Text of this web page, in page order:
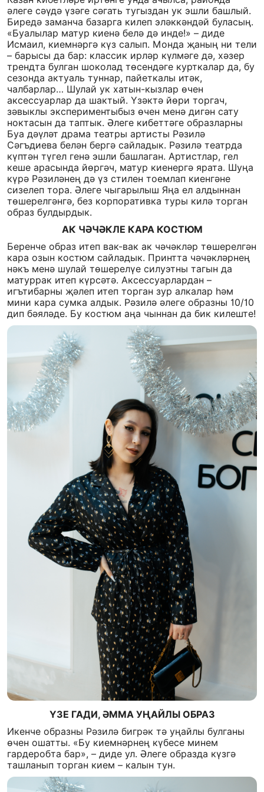
әлеге сәүдә үзәге сәгать тугыздан ук эшли башлый.
Биредә заманча базарга килеп эләккәндәй буласың.
«Буалылар матур киенә белә дә инде!» – диде
Исмаил, киемнәргә күз салып. Монда җаның ни тели
– барысы да бар: классик ирләр күлмәге дә, хәзер
трендта булган шоколад төсендәге курткалар да, бу
сезонда актуаль туннар, пайеткалы итәк,
чалбарлар… Шулай ук хатын-кызлар өчен
аксессуарлар да шактый. Үзәктә йөри торгач,
зәвыклы экспериментыбыз өчен менә дигән сату
ноктасын да таптык. Әлеге кибеттәге образларны
Буа дәүләт драма театры артисты Рәзилә
Сәгъдиева белән бергә сайладык. Рәзилә театрда
күптән түгел генә эшли башлаган. Артистлар, гел
кеше арасында йөргәч, матур киенергә ярата. Шуңа
күрә Рәзиләнең дә үз стилен тоемлап киенгәне
сизелеп тора. Әлеге чыгарылыш Яңа ел алдыннан
төшерелгәнгә, без корпоративка туры килә торган
образ булдырдык.
АК ЧӘЧӘКЛЕ КАРА КОСТЮМ
Беренче образ итеп вак-вак ак чәчәкләр төшерелгән
кара озын костюм сайладык. Принтта чәчәкләрнең
нәкъ менә шулай төшерелүе силуэтны тагын да
матуррак итеп күрсәтә. Аксессуарлардан –
игътибарны җәлеп итеп торган зур алкалар һәм
мини кара сумка алдык. Рәзилә әлеге образны 10/10
дип бәяләде. Бу костюм аңа чыннан да бик килеште!
ҮЗЕ ГАДИ, ӘММА УҢАЙЛЫ ОБРАЗ
Икенче образны Рәзилә бигрәк тә уңайлы булганы
өчен ошатты. «Бу киемнәрнең күбесе минем
гардеробта бар», – диде ул. Әлеге образда күзгә
ташланып торган кием – калын тун.